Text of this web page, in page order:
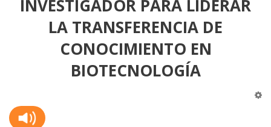
INVESTIGADOR PARA LIDERAR
LA TRANSFERENCIA DE
CONOCIMIENTO EN
BIOTECNOLOGÍA